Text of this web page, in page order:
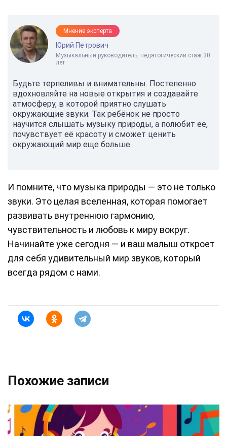
Мнение эксперта
Юрий Петрович
Музыкальный руководитель, педагогический стаж 30
лет
Будьте терпеливы и внимательны. Постепенно
вдохновляйте на новые открытия и создавайте
атмосферу, в которой приятно слушать
окружающие звуки. Так ребёнок не просто
научится слышать музыку природы, а полюбит её,
почувствует её красоту и сможет ценить
окружающий мир еще больше.
И помните, что музыка природы — это не только
звуки. Это целая вселенная, которая помогает
развивать внутреннюю гармонию,
чувствительность и любовь к миру вокруг.
Начинайте уже сегодня — и ваш малыш откроет
для себя удивительный мир звуков, который
всегда рядом с нами.
Похожие записи